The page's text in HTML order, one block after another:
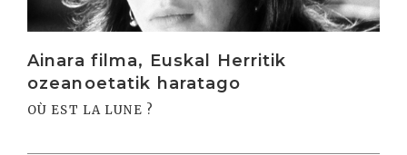
Ainara filma, Euskal Herritik
ozeanoetatik haratago
OÙ EST LA LUNE ?